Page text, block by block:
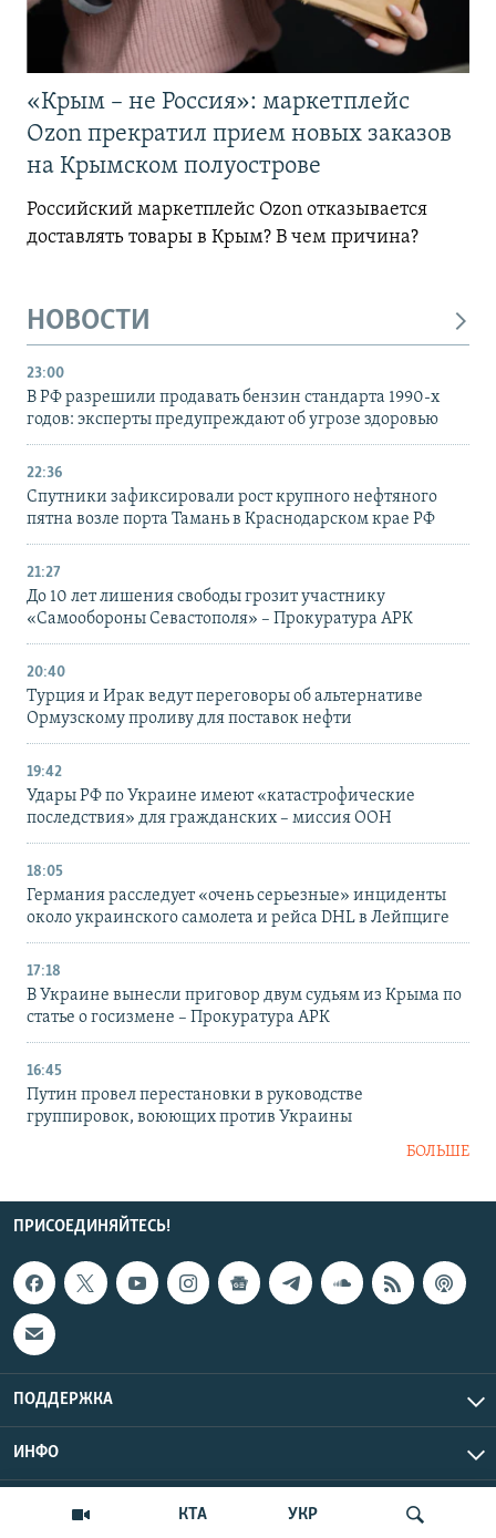
КТА УКР
«Крым – не Россия»: маркетплейс
Ozon прекратил прием новых заказов
на Крымском полуострове
Российский маркетплейс Ozon отказывается
доставлять товары в Крым? В чем причина?
НОВОСТИ
23:00
В РФ разрешили продавать бензин стандарта 1990-х
годов: эксперты предупреждают об угрозе здоровью
22:36
Спутники зафиксировали рост крупного нефтяного
пятна возле порта Тамань в Краснодарском крае РФ
21:27
До 10 лет лишения свободы грозит участнику
«Самообороны Севастополя» – Прокуратура АРК
20:40
Турция и Ирак ведут переговоры об альтернативе
Ормузскому проливу для поставок нефти
19:42
Удары РФ по Украине имеют «катастрофические
последствия» для гражданских – миссия ООН
18:05
Германия расследует «очень серьезные» инциденты
около украинского самолета и рейса DHL в Лейпциге
17:18
В Украине вынесли приговор двум судьям из Крыма по
статье о госизмене – Прокуратура АРК
16:45
Путин провел перестановки в руководстве
группировок, воюющих против Украины
БОЛЬШЕ
ПРИСОЕДИНЯЙТЕСЬ!
ПОДДЕРЖКА
ИНФО
Copyright Крым.Реалии, 2026 | Все права защищены.
UTC+3